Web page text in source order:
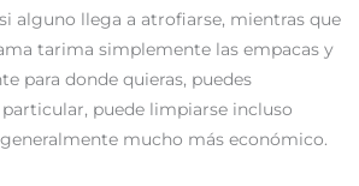
alguno llega a atrofiarse, mientras que
tarima simplemente las empacas y
para donde quieras, puedes
puede limpiarse incluso
mucho más económico.